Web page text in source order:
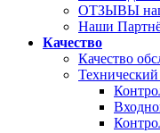
ОТЗЫВЫ
Наши
Качество
Качество